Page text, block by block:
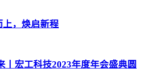
上，焕启新程
丨宏工科技2023年度年会盛典圆